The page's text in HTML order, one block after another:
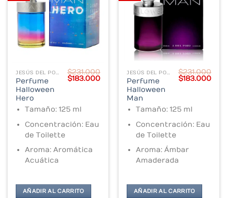
JESÚS DEL POZO
Perfume
Halloween
Hero
$231.000
Original
$183.000Current
$183.000.
Tamaño: 125 ml
Concentración: Eau
de Toilette
Aroma: Aromática
Acuática
AÑADIR AL CARRITO
JESÚS DEL POZO
Perfume
Halloween
Man
$231.000
Original
$183.000
Tamaño: 125 ml
Concentración: Eau
de Toilette
Aroma: Ámbar
Amaderada
AÑADIR AL CARRITO